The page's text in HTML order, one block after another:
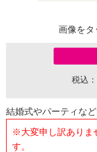
画像をタ
税込：
結婚式やパーティな
※大変申し訳ありま
す。